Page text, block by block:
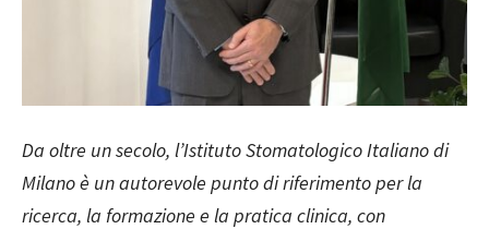
Da oltre un secolo, l’Istituto Stomatologico Italiano di
Milano è un autorevole punto di riferimento per la
ricerca, la formazione e la pratica clinica, con